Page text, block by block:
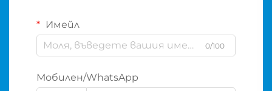
Имейл
0/100
Мобилен/WhatsApp